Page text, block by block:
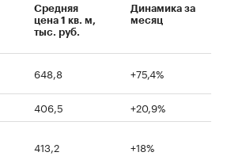
Средняя
цена 1 кв. м,
тыс. руб.
Динамика за
месяц
648,8 +75,4%
406,5
+20,9%
413,2 +18%